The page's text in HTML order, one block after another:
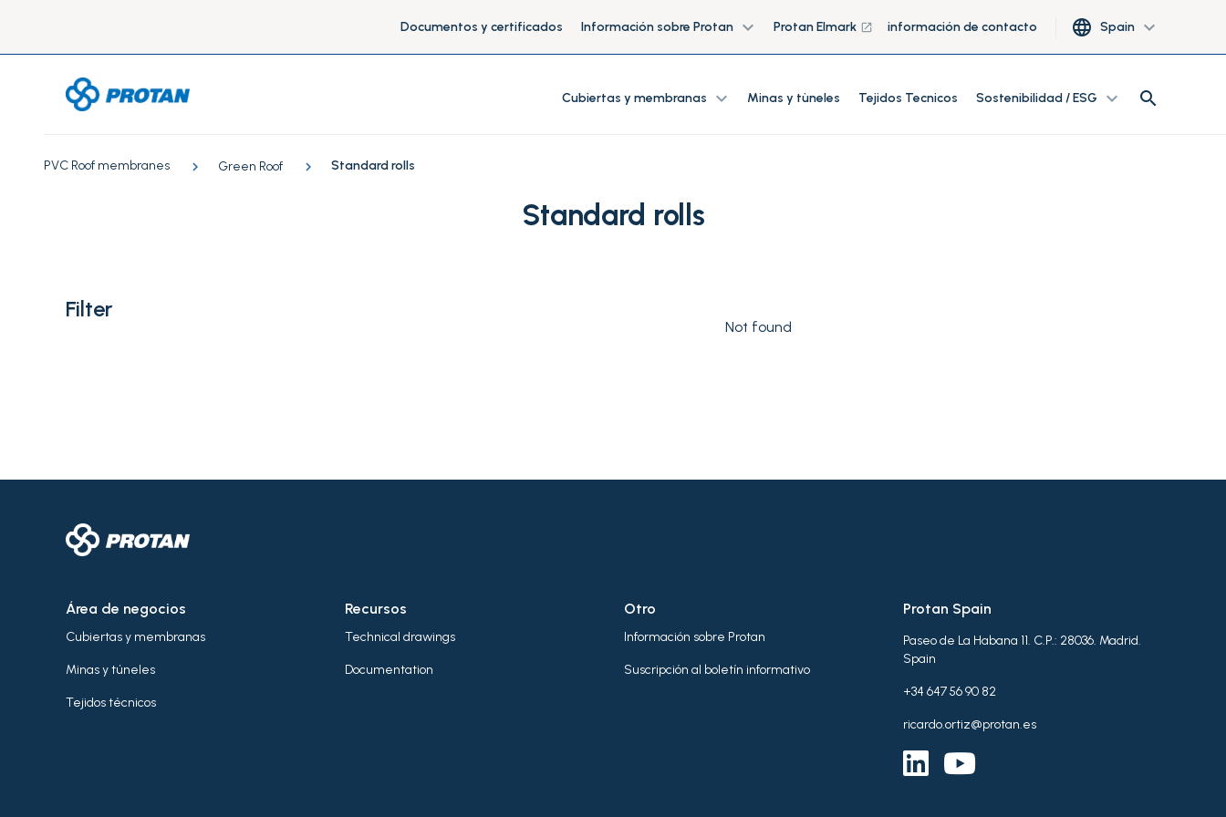
Documentos y certificados Información sobre Protan expand_more Protan Elmark launch información de contacto language Spain expand_more
Cubiertas y membranas expand_more Minas y tùneles Tejidos Tecnicos Sostenibilidad / ESG expand_more search
search
PVC Roof membranes Green Roof Standard rolls
Standard rolls
Filter
Not found
Área de negocios
Cubiertas y membranas
Minas y túneles
Tejidos técnicos
Recursos
Technical drawings
Documentation
Otro
Información sobre Protan
Suscripción al boletín informativo
Protan Spain
Paseo de La Habana 11. C.P.: 28036. Madrid.
Spain
+34 647 56 90 82
ricardo.ortiz@protan.es